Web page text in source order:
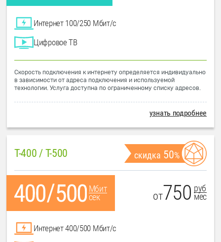
Интернет 100/250 Мбит/с
Цифровое ТВ
Скорость подключения к интернету определяется индивидуально
в зависимости от адреса подключения и используемой
технологии. Услуга доступна по ограниченному списку адресов.
узнать подробнее
T-400 / T-500 скидка 50%
Мбит
сек
от750 руб
мес
Интернет 400/500 Мбит/с